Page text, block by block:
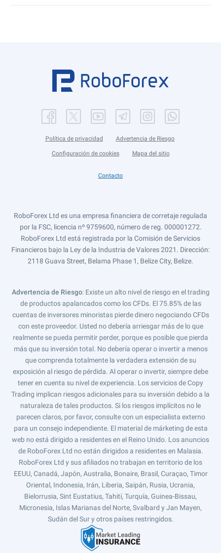
Política de privacidad Advertencia de Riesgo
Configuración de cookies Mapa del sitio
Contacto
RoboForex Ltd es una empresa financiera de corretaje regulada
por la FSC, licencia nº 9759600, número de reg. 000001272.
RoboForex Ltd está registrada por la Comisión de Servicios
Financieros bajo la Ley de la Industria de Valores 2021. Dirección:
2118 Guava Street, Belama Phase 1, Belize City, Belize.
Advertencia de Riesgo: Existe un alto nivel de riesgo en el trading
de productos apalancados como los CFDs. El 75.85% de las
cuentas de inversores minoristas pierde dinero negociando CFDs
con este proveedor. Usted no debería arriesgar más de lo que
realmente se pueda permitir perder, porque es posible que pierda
más que su inversión total. No debería operar o invertir a menos
que comprenda totalmente la verdadera extensión de su
exposición al riesgo de pérdida. Al operar o invertir, siempre debe
tener en cuenta su nivel de experiencia. Los servicios de Copy
Trading implican riesgos adicionales para su inversión debido a la
naturaleza de tales productos. Si los riesgos implícitos no le
parecen claros, por favor, consulte con un especialista externo
para un consejo independiente. El material de márketing de esta
web no está dirigido a residentes en el Reino Unido. Los anuncios
de RoboForex Ltd no están dirigidos a residentes en Malasia.
RoboForex Ltd y sus afiliados no trabajan en territorio de los
EEUU, Canadá, Japón, Australia, Bonaire, Brasil, Curaçao, Timor
Oriental, Indonesia, Irán, Liberia, Saipán, Rusia, Ucrania,
Bielorrusia, Sint Eustatius, Tahití, Turquía, Guinea-Bissau,
Micronesia, Islas Marianas del Norte, Svalbard y Jan Mayen,
Sudán del Sur y otros países restringidos.